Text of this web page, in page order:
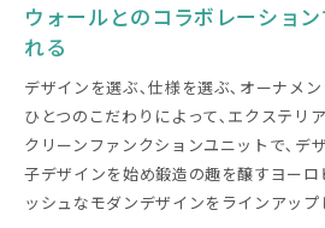
ウォールとのコラボレーショ
れる
デザインを選ぶ､仕様を選ぶ､オーナメ
ひとつのこだわりによって､エクステリ
クリーンファンクションユニットで､デ
子デザインを始め鍛造の趣を醸すヨーロ
ッシュなモダンデザインをラインアップ